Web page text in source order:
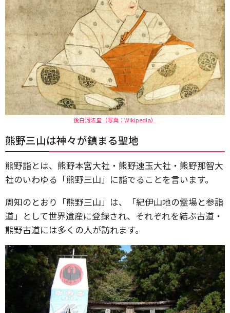
後白河法皇（写真：Wikipedia）
熊野三山は神々が鎮まる聖地
熊野詣とは、熊野本宮大社・熊野速玉大社・熊野那智大
社のいわゆる「熊野三山」に詣でることを言います。
周知のとおり「熊野三山」は、「紀伊山地の霊場と参詣
道」として世界遺産に登録され、それぞれを結ぶ古道・
熊野古道には多くの人が訪れます。